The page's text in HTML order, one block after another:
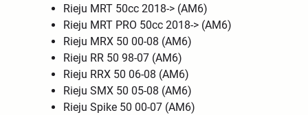
Rieju MRT 50cc 2018-> (AM6)
Rieju MRT PRO 50cc 2018-> (AM6)
Rieju MRX 50 00-08 (AM6)
Rieju RR 50 98-07 (AM6)
Rieju RRX 50 06-08 (AM6)
Rieju SMX 50 05-08 (AM6)
Rieju Spike 50 00-07 (AM6)